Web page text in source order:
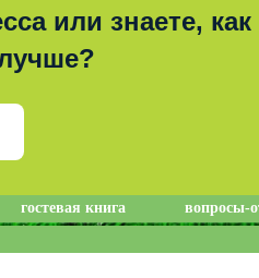
или знаете, как
гостевая книга вопросы-